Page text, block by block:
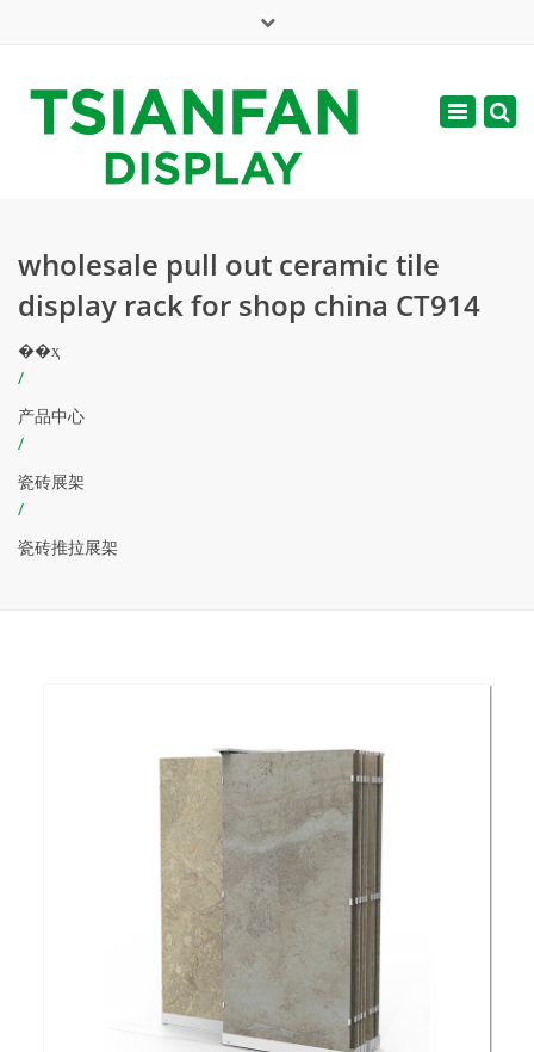
周一 - 周六: 7:00 - 17:00
Toggle
wholesale pull out ceramic tile
display rack for shop china CT914
��ҳ
/
产品中心
/
瓷砖展架
/
瓷砖推拉展架